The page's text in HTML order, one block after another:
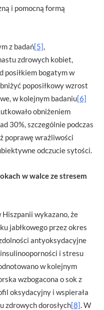
i pomocną formą
z badań[5]
zdrowych kobiet,
posiłkiem bogatym w
poposiłkowy wzrost
w kolejnym badaniu[6]
obniżeniem
30%, szczególnie podczas
poprawę wrażliwości
odczucie sytości.
w walce ze stresem
wykazano, że
jabłkowego przez okres
antyoksydacyjne
i stresu
w kolejnym
wzbogacona o sok z
oksydacyjny i wspierała
zdrowych dorosłych[8] . W